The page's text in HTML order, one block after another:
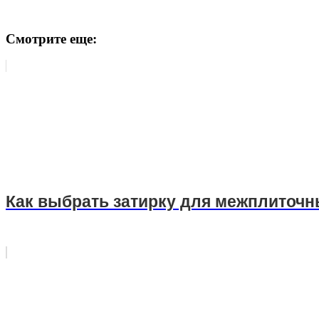
Смотрите еще:
Как выбрать затирку для